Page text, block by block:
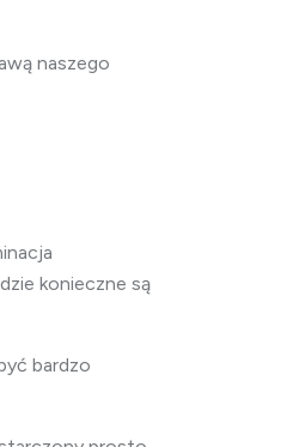
naszego
konieczne są
bardzo